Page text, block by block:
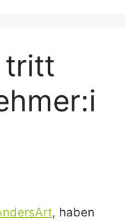
tritt
, haben